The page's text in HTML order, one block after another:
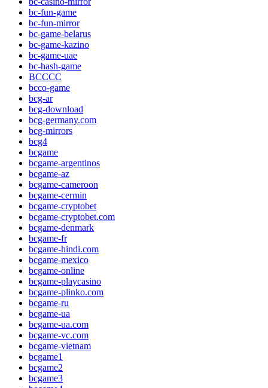
bc-fun-game
bc-fun-mirror
bc-game-belarus
bc-game-kazino
bc-game-uae
bc-hash-game
BCCCC
bcco-game
bcg-ar
bcg-download
bcg-germany.com
bcg-mirrors
bcg4
bcgame
bcgame-argentinos
bcgame-az
bcgame-cameroon
bcgame-cermin
bcgame-cryptobet
bcgame-cryptobet.com
bcgame-denmark
bcgame-fr
bcgame-hindi.com
bcgame-mexico
bcgame-online
bcgame-playcasino
bcgame-plinko.com
bcgame-ru
bcgame-ua
bcgame-ua.com
bcgame-vc.com
bcgame-vietnam
bcgame1
bcgame2
bcgame3